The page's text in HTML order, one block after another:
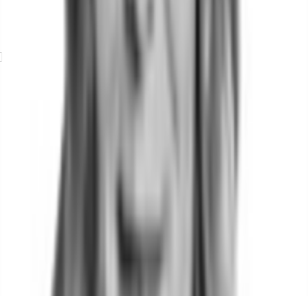
Exposé herunterladen